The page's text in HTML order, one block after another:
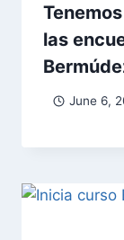
las
June 6,